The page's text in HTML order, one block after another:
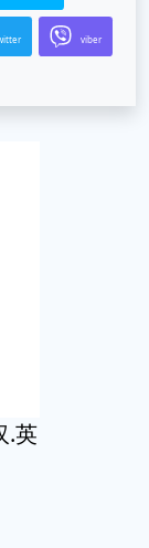
viber
.英